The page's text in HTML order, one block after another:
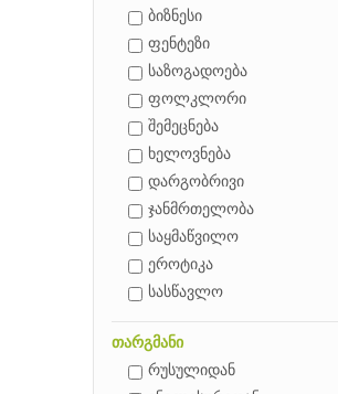
ბიზნესი
ფენტეზი
საზოგადოება
ფოლკლორი
შემეცნება
ხელოვნება
დარგობრივი
ჯანმრთელობა
საყმაწვილო
ეროტიკა
სასწავლო
თარგმანი
რუსულიდან